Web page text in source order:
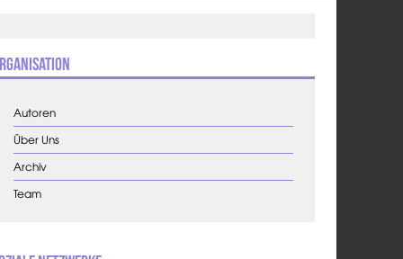
Autoren
Über Uns
Archiv
Team